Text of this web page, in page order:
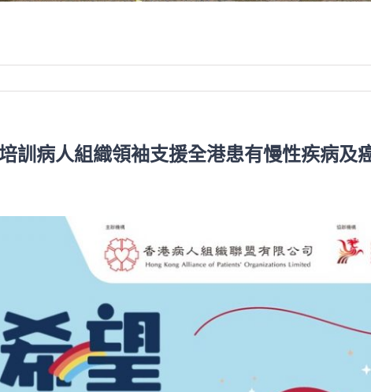
訓病人組織領袖支援全港患有慢性疾病及